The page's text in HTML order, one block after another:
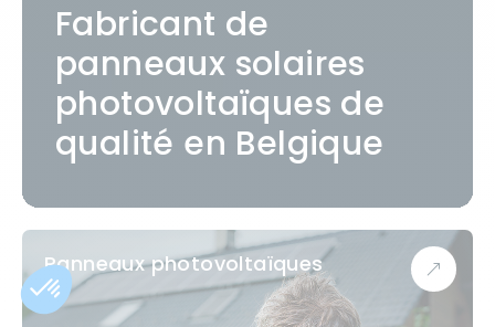
Fabricant de
panneaux solaires
photovoltaïques de
qualité en Belgique
Panneaux photovoltaïques &